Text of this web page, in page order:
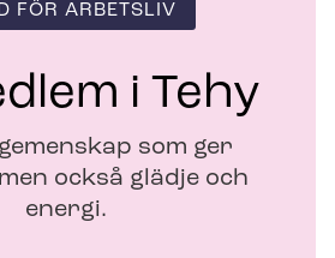
FÖR ARBETSLIV
i Tehy
som ger
också glädje och
energi.